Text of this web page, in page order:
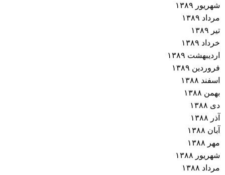
شهریور ۱۳۸۹
مرداد ۱۳۸۹
تیر ۱۳۸۹
خرداد ۱۳۸۹
اردیبهشت ۱۳۸۹
فروردین ۱۳۸۹
اسفند ۱۳۸۸
بهمن ۱۳۸۸
دی ۱۳۸۸
آذر ۱۳۸۸
آبان ۱۳۸۸
مهر ۱۳۸۸
شهریور ۱۳۸۸
مرداد ۱۳۸۸